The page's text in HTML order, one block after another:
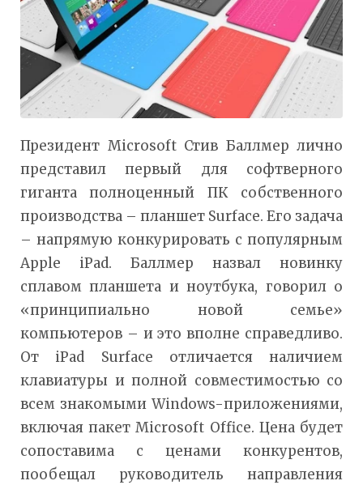
Президент Microsoft Стив Баллмер лично
представил первый для софтверного
гиганта полноценный ПК собственного
производства – планшет Surface. Его задача
– напрямую конкурировать с популярным
Apple iPad. Баллмер назвал новинку
сплавом планшета и ноутбука, говорил о
«принципиально новой семье»
компьютеров – и это вполне справедливо.
От iPad Surface отличается наличием
клавиатуры и полной совместимостью со
всем знакомыми Windows-приложениями,
включая пакет Microsoft Office. Цена будет
сопоставима с ценами конкурентов,
пообещал руководитель направления